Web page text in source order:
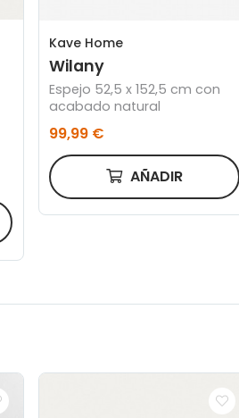
Kave Home
Wilany
Espejo 52,5 x 152,5 cm con
acabado natural
99,99 €
AÑADIR